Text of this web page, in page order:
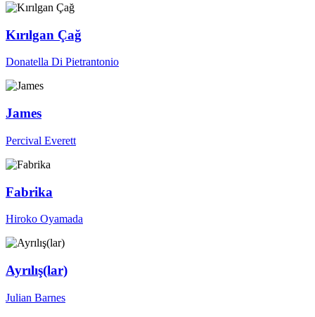
Kırılgan Çağ
Donatella Di Pietrantonio
James
Percival Everett
Fabrika
Hiroko Oyamada
Ayrılış(lar)
Julian Barnes